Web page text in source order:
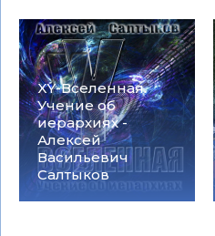
XY-Вселенная.
Учение об
иерархиях -
Алексей
Васильевич
Салтыков